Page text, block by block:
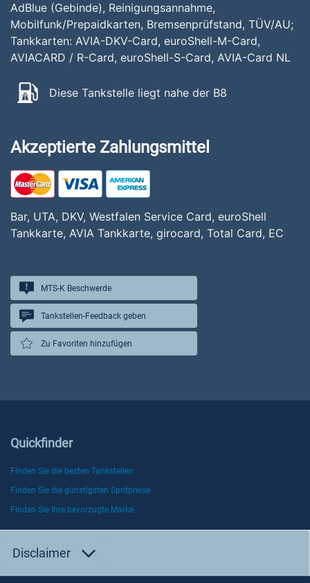
AdBlue (Gebinde), Reinigungsannahme,
Mobilfunk/Prepaidkarten, Bremsenprüfstand, TÜV/AU;
Tankkarten: AVIA-DKV-Card, euroShell-M-Card,
AVIACARD / R-Card, euroShell-S-Card, AVIA-Card NL
Diese Tankstelle liegt nahe der B8
Akzeptierte Zahlungsmittel
Bar, UTA, DKV, Westfalen Service Card, euroShell
Tankkarte, AVIA Tankkarte, girocard, Total Card, EC
MTS-K Beschwerde
Tankstellen-Feedback geben
Zu Favoriten hinzufügen
Quickfinder
Finden Sie die besten Tankstellen
Finden Sie die günstigsten Spritpreise
Finden Sie Ihre bevorzugte Marke
Disclaimer